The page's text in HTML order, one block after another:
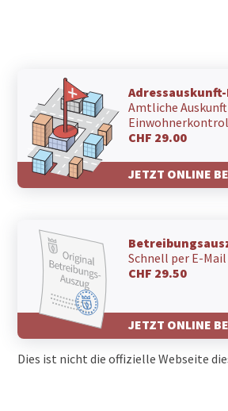
Amtliche
CHF 29.00
JETZT ONLINE
Schnell per E-
CHF 29.50
JETZT ONLINE
Dies ist nicht die offizielle Webseite